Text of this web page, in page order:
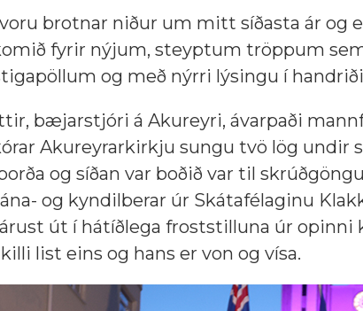
brotnar niður um mitt síðasta ár og
fyrir nýjum, steyptum tröppum
og með nýrri lýsingu í
bæjarstjóri á Akureyri, ávarpaði
Akureyrarkirkju sungu tvö lög
og síðan var boðið var til
og kyndilberar úr Skátafélaginu
út í hátíðlega froststilluna úr opinni
list eins og hans er von og vísa.